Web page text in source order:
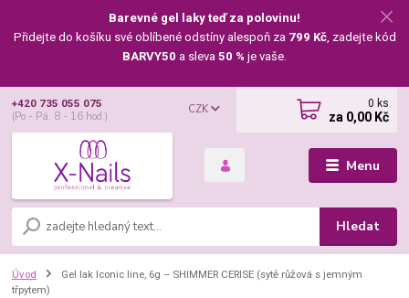
Barevné gel laky teď za polovinu!
Přidejte do košíku své oblíbené odstíny alespoň za 799 Kč, zadejte kód
BARVY50 a sleva 50 % je vaše.
Menu
CZK
Hledat
+420 735 055 075
(Po - Pá, 8 - 16 hod.)
0 ks
za 0,00 Kč
Úvod
Gel lak Iconic line, 6g – SHIMMER CERISE (sytě růžová s jemným
třpytem)